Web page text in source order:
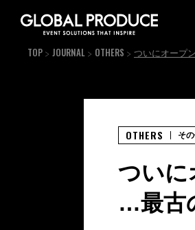
TOP JOURNAL OTHERS ついにオープ
ついに
…最古
OTHERS そ